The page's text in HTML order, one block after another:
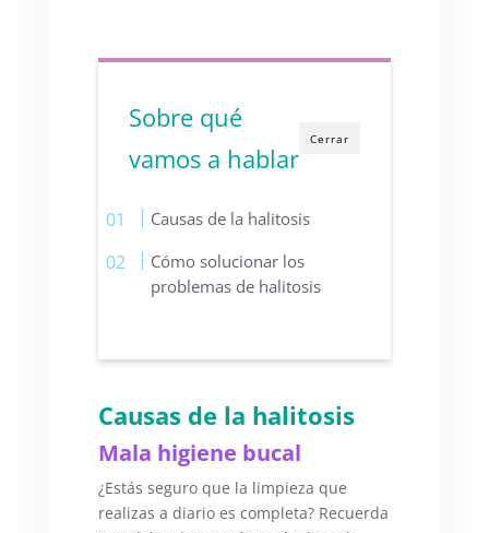
Cerrar
Sobre qué
vamos a hablar
Causas de la halitosis
Cómo solucionar los
problemas de halitosis
Causas de la halitosis
Mala higiene bucal
¿Estás seguro que la limpieza que
realizas a diario es completa? Recuerda